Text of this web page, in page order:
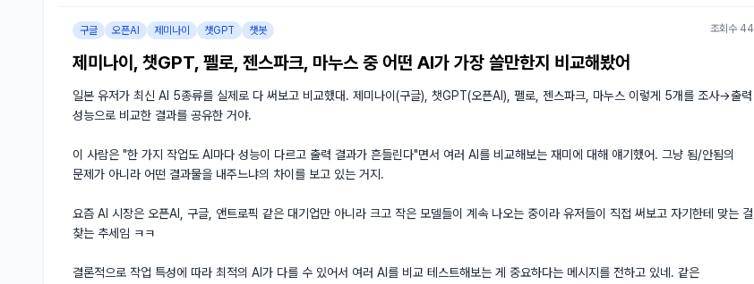
구글 오픈AI 제미나이 챗GPT 챗봇 조회수 44
제미나이, 챗GPT, 펠로, 젠스파크, 마누스 중 어떤 AI가 가장 쓸만한지 비교해봤어
일본 유저가 최신 AI 5종류를 실제로 다 써보고 비교했대. 제미나이(구글), 챗GPT(오픈AI), 펠로, 젠스파크, 마누스 이렇게 5개를 조사→출력
성능으로 비교한 결과를 공유한 거야.
이 사람은 "한 가지 작업도 AI마다 성능이 다르고 출력 결과가 흔들린다"면서 여러 AI를 비교해보는 재미에 대해 얘기했어. 그냥 됨/안됨의
문제가 아니라 어떤 결과물을 내주느냐의 차이를 보고 있는 거지.
요즘 AI 시장은 오픈AI, 구글, 앤트로픽 같은 대기업만 아니라 크고 작은 모델들이 계속 나오는 중이라 유저들이 직접 써보고 자기한테 맞는 걸
찾는 추세임 ㅋㅋ
결론적으로 작업 특성에 따라 최적의 AI가 다를 수 있어서 여러 AI를 비교 테스트해보는 게 중요하다는 메시지를 전하고 있네. 같은